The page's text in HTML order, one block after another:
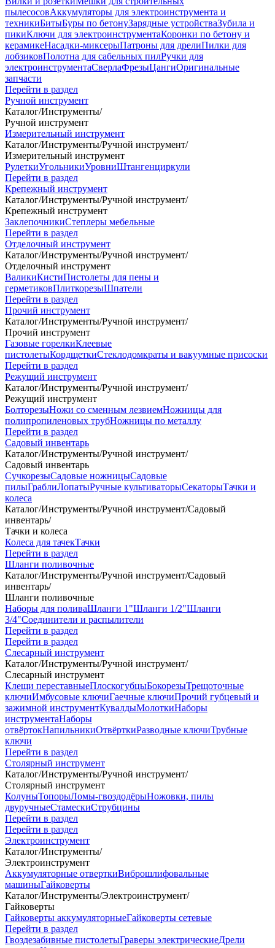
пылесосовАккумуляторы для электроинструмента и
техникиБитыБуры по бетонуЗарядные устройстваЗубила и
пикиКлючи для электроинструментаКоронки по бетону и
керамикеНасадки-миксерыПатроны для дрелиПилки для
лобзиковПолотна для сабельных пилРучки для
электроинструментаСверлаФрезыЦангиОригинальные
запчасти
Перейти в раздел
Ручной инструмент
Каталог/Инструменты/
Ручной инструмент
Измерительный инструмент
Каталог/Инструменты/Ручной инструмент/
Измерительный инструмент
РулеткиУгольникиУровниШтангенциркули
Перейти в раздел
Крепежный инструмент
Каталог/Инструменты/Ручной инструмент/
Крепежный инструмент
ЗаклепочникиСтеплеры мебельные
Перейти в раздел
Отделочный инструмент
Каталог/Инструменты/Ручной инструмент/
Отделочный инструмент
ВаликиКистиПистолеты для пены и
герметиковПлиткорезыШпатели
Перейти в раздел
Прочий инструмент
Каталог/Инструменты/Ручной инструмент/
Прочий инструмент
Газовые горелкиКлеевые
пистолетыКордщеткиСтеклодомкраты и вакуумные присоски
Перейти в раздел
Режущий инструмент
Каталог/Инструменты/Ручной инструмент/
Режущий инструмент
БолторезыНожи со сменным лезвиемНожницы для
полипропиленовых трубНожницы по металлу
Перейти в раздел
Садовый инвентарь
Каталог/Инструменты/Ручной инструмент/
Садовый инвентарь
СучкорезыСадовые ножницыСадовые
пилыГраблиЛопатыРучные культиваторыСекаторыТачки и
колеса
Каталог/Инструменты/Ручной инструмент/Садовый
инвентарь/
Тачки и колеса
Колеса для тачекТачки
Перейти в раздел
Шланги поливочные
Каталог/Инструменты/Ручной инструмент/Садовый
инвентарь/
Шланги поливочные
Наборы для поливаШланги 1"Шланги 1/2"Шланги
3/4"Соединители и распылители
Перейти в раздел
Перейти в раздел
Слесарный инструмент
Каталог/Инструменты/Ручной инструмент/
Слесарный инструмент
Клещи переставныеПлоскогубцыБокорезыТрещоточные
ключиИмбусовые ключиГаечные ключиПрочий губцевый и
зажимной инструментКувалдыМолоткиНаборы
инструментаНаборы
отвёртокНапильникиОтвёрткиРазводные ключиТрубные
ключи
Перейти в раздел
Столярный инструмент
Каталог/Инструменты/Ручной инструмент/
Столярный инструмент
КолуныТопорыЛомы-гвоздодёрыНожовки, пилы
двуручныеСтамескиСтрубцины
Перейти в раздел
Перейти в раздел
Электроинструмент
Каталог/Инструменты/
Электроинструмент
Аккумуляторные отверткиВиброшлифовальные
машиныГайковерты
Каталог/Инструменты/Электроинструмент/
Гайковерты
Гайковерты аккумуляторныеГайковерты сетевые
Перейти в раздел
Гвоздезабивные пистолетыГраверы электрическиеДрели